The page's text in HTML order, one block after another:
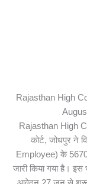
Rajasthan High
Rajasthan High
कोर्ट, जोधपुर ने
Employee) के 5670
जारी किया गया है।